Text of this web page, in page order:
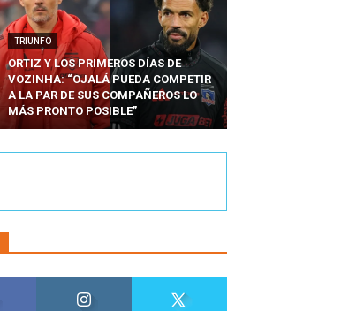
TRIUNFO
ORTIZ Y LOS PRIMEROS DÍAS DE
VOZINHA: “OJALÁ PUEDA COMPETIR
A LA PAR DE SUS COMPAÑEROS LO
MÁS PRONTO POSIBLE”